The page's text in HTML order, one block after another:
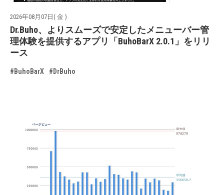
2026年08月07日( 金 )
Dr.Buho、よりスムーズで安定したメニューバー管
理体験を提供するアプリ「BuhoBarX 2.0.1」をリリ
ース
#BuhoBarX #DrBuho